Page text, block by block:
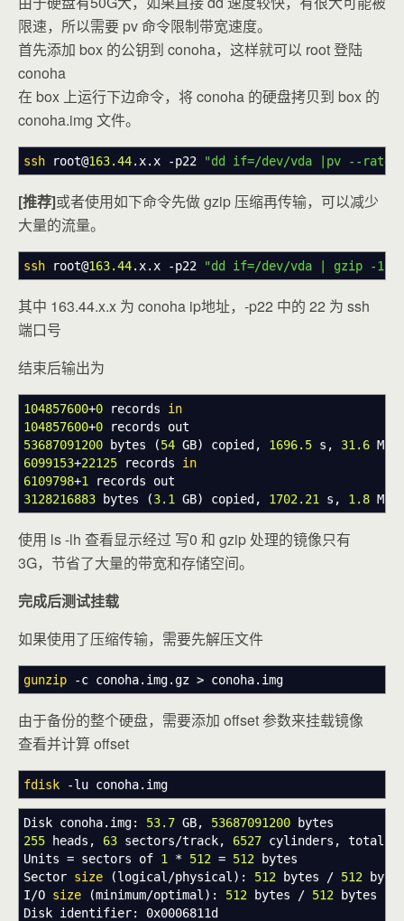
限速，所以需要 pv 命令限制带宽速度。
首先添加 box 的公钥到 conoha，这样就可以 root 登陆
conoha
在 box 上运行下边命令，将 conoha 的硬盘拷贝到 box 的
conoha.img 文件。
ssh root@163.44.x.x -p22 "dd if=/dev/vda |pv --rate-
[推荐]或者使用如下命令先做 gzip 压缩再传输，可以减少
大量的流量。
ssh root@163.44.x.x -p22 "dd if=/dev/vda | gzip -1
其中 163.44.x.x 为 conoha ip地址，-p22 中的 22 为 ssh
端口号
结束后输出为
104857600+0 records in
104857600+0 records out
53687091200 bytes (54 GB) copied, 1696.5 s, 31.6 MB
6099153+22125 records in
6109798+1
records out
3128216883 bytes (3.1 GB) copied, 1702.21 s, 1.8 MB
使用 ls -lh 查看显示经过 写0 和 gzip 处理的镜像只有
3G，节省了大量的带宽和存储空间。
完成后测试挂载
如果使用了压缩传输，需要先解压文件
gunzip -c conoha.img.gz > conoha.img
由于备份的整个硬盘，需要添加 offset 参数来挂载镜像
查看并计算 offset
fdisk -lu conoha.img
Disk conoha.img: 53.7 GB, 53687091200 bytes
255 heads, 63 sectors/track, 6527 cylinders, total
Units = sectors of 1 * 512 = 512 bytes
Sector size (logical /physical ) : 512 bytes / 512
I/O size (minimum/optimal ) : 512 bytes / 512 bytes
Disk identifier: 0x0006811d